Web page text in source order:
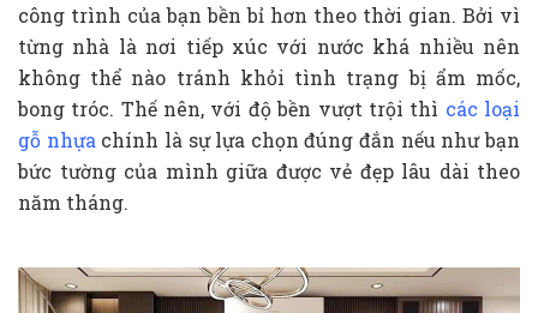
công trình của bạn bền bỉ hơn theo thời gian. Bởi vì
từng nhà là nơi tiếp xúc với nước khá nhiều nên
không thể nào tránh khỏi tình trạng bị ẩm mốc,
bong tróc. Thế nên, với độ bền vượt trội thì các loại
gỗ nhựa chính là sự lựa chọn đúng đắn nếu như bạn
bức tường của mình giữa được vẻ đẹp lâu dài theo
năm tháng.